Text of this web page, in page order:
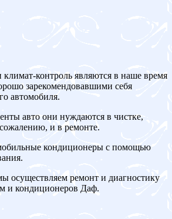
контроль являются в наше время
зарекомендовавшими себя
автомобиля.
авто они нуждаются в чистке,
и в ремонте.
кондиционеры с помощью
осуществляем ремонт и диагностику
и кондиционеров Даф.